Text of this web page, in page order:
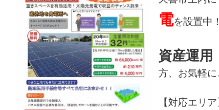
電を設置中
資産運用
方、お気軽
【対応エリ